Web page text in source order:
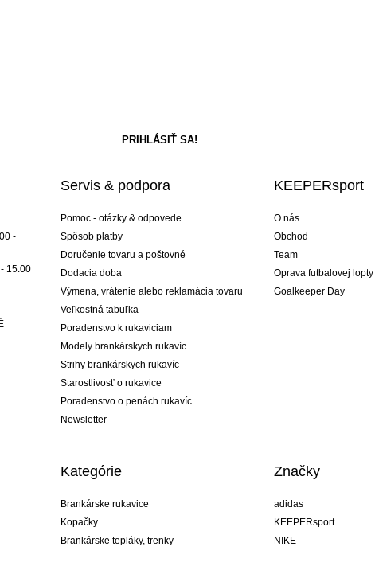
-
15:00
Servis & podpora
Pomoc - otázky & odpovede
Spôsob platby
Doručenie tovaru a poštovné
Dodacia doba
Výmena, vrátenie alebo reklamácia tovaru
Veľkostná tabuľka
Poradenstvo k rukaviciam
Modely brankárskych rukavíc
Strihy brankárskych rukavíc
Starostlivosť o rukavice
Poradenstvo o penách rukavíc
Newsletter
KEEPERsport
O nás
Obchod
Team
Oprava futbalovej lopty
Goalkeeper Day
Kategórie
Brankárske rukavice
Kopačky
Brankárske tepláky, trenky
Značky
adidas
KEEPERsport
NIKE